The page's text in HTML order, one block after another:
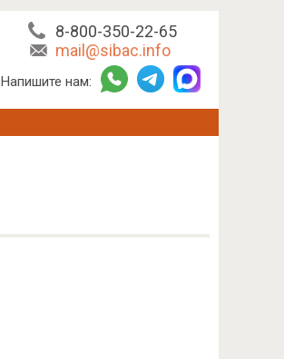
8-800-350-22-65
mail@sibac.info
Напишите нам: